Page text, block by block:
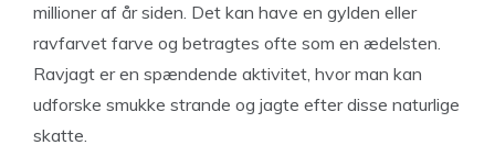
millioner af år siden. Det kan have en gylden eller
ravfarvet farve og betragtes ofte som en ædelsten.
Ravjagt er en spændende aktivitet, hvor man kan
udforske smukke strande og jagte efter disse naturlige
skatte.